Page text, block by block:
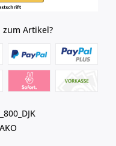
zum Artikel?